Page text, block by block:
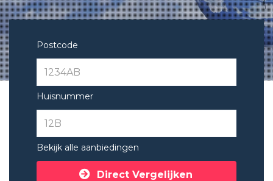
Postcode
Huisnummer
Bekijk alle aanbiedingen
Direct Vergelijken